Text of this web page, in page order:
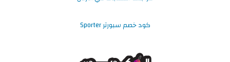
كود خصم سبورتر Sporter